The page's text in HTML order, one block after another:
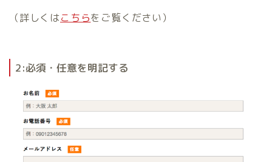
（詳しくはこちらをご覧ください）
2:必須・任意を明記する